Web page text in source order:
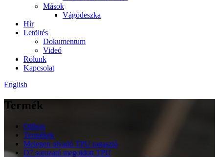
Mások
Vágódeszka
Hír
Letöltés
Dokumentum
Videó
Rólunk
Kapcsolat
English
Termék
Otthon
Termékek
Melegen olvadó TPU ragasztó
D7 sorozatú megoldott TPU